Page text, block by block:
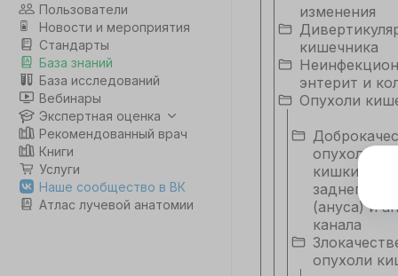
Пользователи
Новости и мероприятия
Стандарты
База знаний
База исследований
Вебинары
Экспертная оценка
Рекомендованный врач
Книги
Услуги
Наше сообщество в ВК
Атлас лучевой анатомии
изменения
кишечника
энтерит и
Опухоли
опухоли
кишки,
заднего
(ануса) и
канала
опухоли